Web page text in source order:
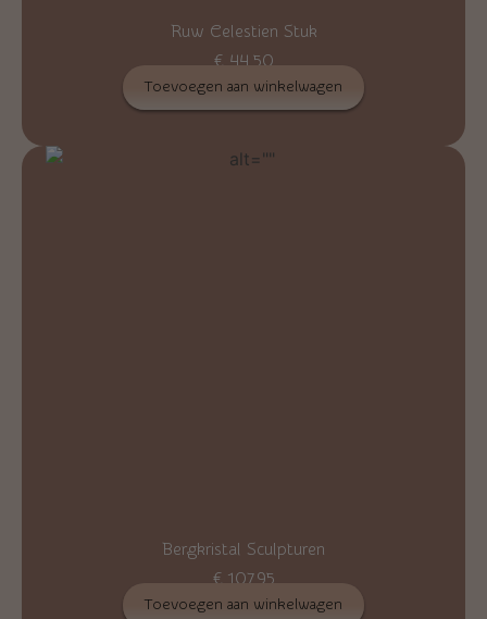
Ruw Celestien Stuk
€44,50
Toevoegen aan winkelwagen
Bergkristal Sculpturen
€107,95
Toevoegen aan winkelwagen